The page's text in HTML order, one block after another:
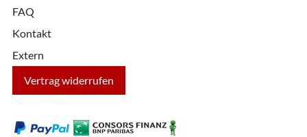
FAQ
Kontakt
Extern
Vertrag widerrufen